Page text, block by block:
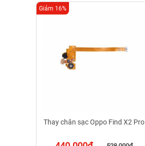
Thay chân sạc Oppo Find X2 Pro
Giảm 16%